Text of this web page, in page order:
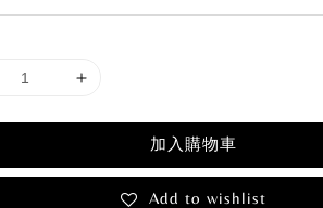
加入購物車
Add to wishlist